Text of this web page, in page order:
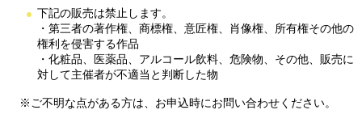
下記の販売は禁止します。
・第三者の著作権、商標権、意匠権、肖像権、所有権その他の
権利を侵害する作品
・化粧品、医薬品、アルコール飲料、危険物、その他、販売に
対して主催者が不適当と判断した物
※ご不明な点がある方は、お申込時にお問い合わせください。